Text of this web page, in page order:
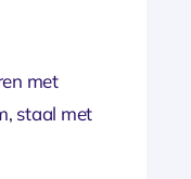
met
staal met